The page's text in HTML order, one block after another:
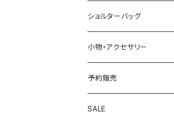
ショルターバッグ
小物・アクセサリー
予約販売
SALE